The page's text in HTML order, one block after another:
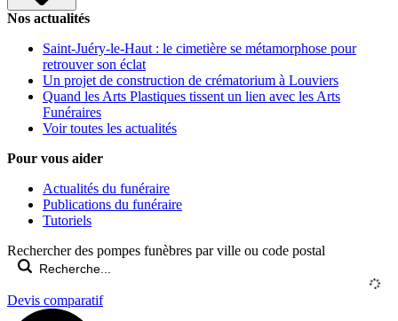
Nos actualités
Saint-Juéry-le-Haut : le cimetière se métamorphose pour
retrouver son éclat
Un projet de construction de crématorium à Louviers
Quand les Arts Plastiques tissent un lien avec les Arts
Funéraires
Voir toutes les actualités
Pour vous aider
Actualités du funéraire
Publications du funéraire
Tutoriels
Rechercher des pompes funèbres par ville ou code postal
Devis comparatif